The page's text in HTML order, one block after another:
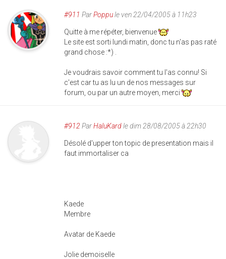
#911 ParPoppule ven 22/04/2005 à 11h23
Quitte à me répéter, bienvenue
Le site est sorti lundi matin, donc tu n'as pas raté
grand chose :*) .
Je voudrais savoir comment tu l'as connu! Si
c'est car tu as lu un de nos messages sur
forum, ou par un autre moyen, merci
#912 ParHaluKardle dim 28/08/2005 à 22h30
Désolé d'upper ton topic de presentation mais il
faut immortaliser ca
Kaede
Membre
Avatar de Kaede
Jolie demoiselle